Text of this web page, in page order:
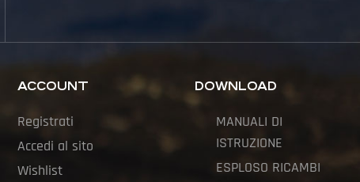
ACCOUNT
Registrati
Accedi al sito
Wishlist
DOWNLOAD
MANUALI DI
ISTRUZIONE
ESPLOSO RICAMBI